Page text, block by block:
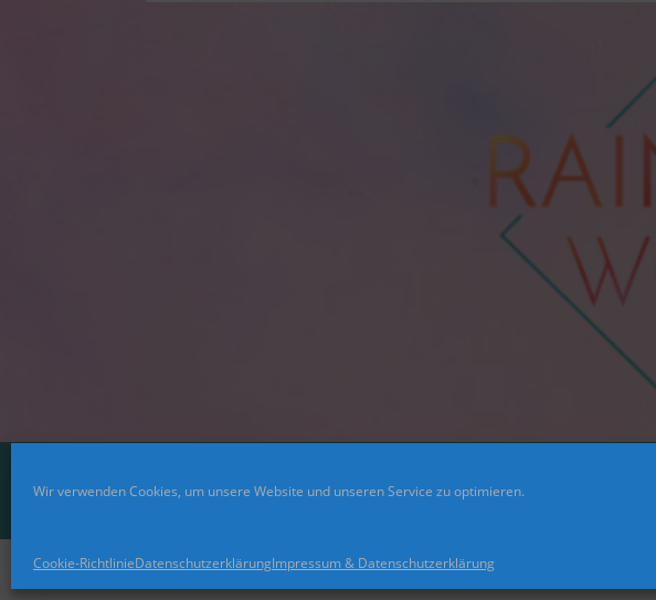
Wir verwenden Cookies, um unsere Website und unseren Service zu optimieren.
Cookie-RichtlinieDatenschutzerklärungImpressum & Datenschutzerklärung
FACEBOOK
© 2021 Rainbookworld. All Rights Reserved. Design by Blogger Beratung